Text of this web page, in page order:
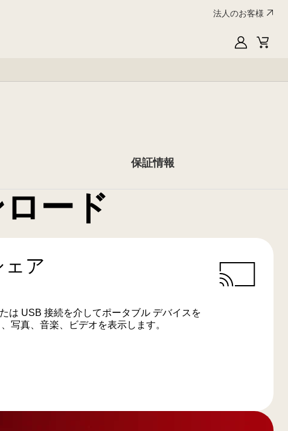
法人のお客様
My
Cart
保証情報
ード
ェア
は USB 接続を介してポータブル デバイスを
写真、音楽、ビデオを表示します。